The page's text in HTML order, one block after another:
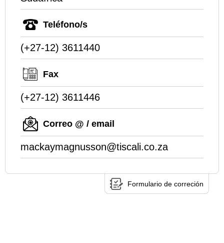
Teléfono/s
(+27-12) 3611440
Fax
(+27-12) 3611446
Correo @ / email
mackaymagnusson@tiscali.co.za
Formulario de correción